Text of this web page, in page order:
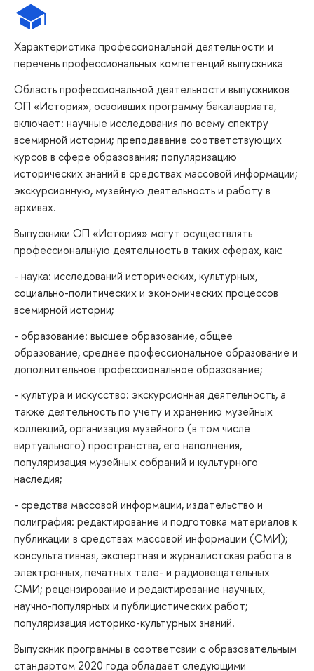
Характеристика профессиональной деятельности и
перечень профессиональных компетенций выпускника
Область профессиональной деятельности выпускников
ОП «История», освоивших программу бакалавриата,
включает: научные исследования по всему спектру
всемирной истории; преподавание соответствующих
курсов в сфере образования; популяризацию
исторических знаний в средствах массовой информации;
экскурсионную, музейную деятельность и работу в
архивах.
Выпускники ОП «История» могут осуществлять
профессиональную деятельность в таких сферах, как:
- наука: исследований исторических, культурных,
социально-политических и экономических процессов
всемирной истории;
- образование: высшее образование, общее
образование, среднее профессиональное образование и
дополнительное профессиональное образование;
- культура и искусство: экскурсионная деятельность, а
также деятельность по учету и хранению музейных
коллекций, организация музейного (в том числе
виртуального) пространства, его наполнения,
популяризация музейных собраний и культурного
наследия;
- средства массовой информации, издательство и
полиграфия: редактирование и подготовка материалов к
публикации в средствах массовой информации (СМИ);
консультативная, экспертная и журналистская работа в
электронных, печатных теле- и радиовещательных
СМИ; рецензирование и редактирование научных,
научно-популярных и публицистических работ;
популяризация историко-культурных знаний.
Выпускник программы в соответсвии с образовательным
стандартом 2020 года обладает следующими